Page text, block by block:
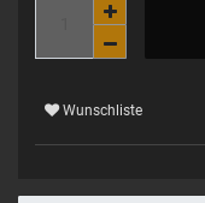
Wunschliste